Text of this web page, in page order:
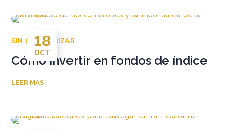
18
OCT
SIN CATEGORIZAR
Cómo invertir en fondos de índice
LEER MAS